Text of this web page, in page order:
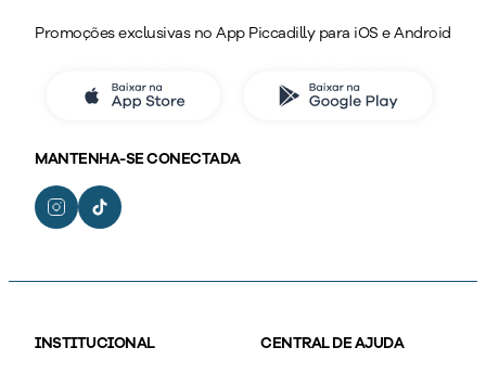
Promoções exclusivas no App Piccadilly para iOS e Android
MANTENHA-SE CONECTADA
INSTITUCIONAL CENTRAL DE AJUDA